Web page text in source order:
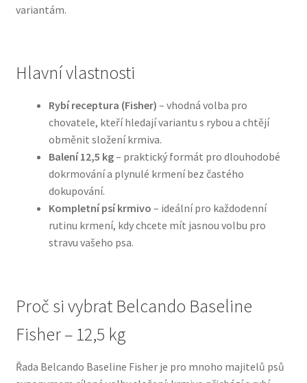
Natural Trainer pro psy — Italské krmivo s
Happy Dog — Německá kvalita a přirozené složení
Hill’s pro psy
Hračky pro psy
Konzervy a kapsičky pro psy
N&D Farmina pro psy — Italské holistic krmivo
Pelíšky pro psy
Ortopedické pelíšky
variantám.
Hlavní vlastnosti
Rybí receptura (Fisher) – vhodná volba pro
chovatele, kteří hledají variantu s rybou a chtějí
obměnit složení krmiva.
Balení 12,5 kg– praktický formát pro dlouhodobé
dokrmování a plynulé krmení bez častého
dokupování.
Kompletní psí krmivo – ideální pro každodenní
rutinu krmení, kdy chcete mít jasnou volbu pro
stravu vašeho psa.
Proč si vybrat Belcando Baseline
Fisher – 12,5 kg
Řada Belcando Baseline Fisher je pro mnoho majitelů psů